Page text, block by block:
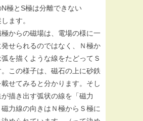
極とS極は分離できない
ます。
極からの磁場は、電場の様に一
せられるのではなく、Ｎ極か
を描くような線をたどってＳ
この様子は、磁石の上に砂鉄
せてみると分かります。そし
描き出す弧状の線を「磁力
力線の向きはＮ極からＳ極に